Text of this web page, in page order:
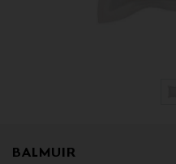
BALMUIR